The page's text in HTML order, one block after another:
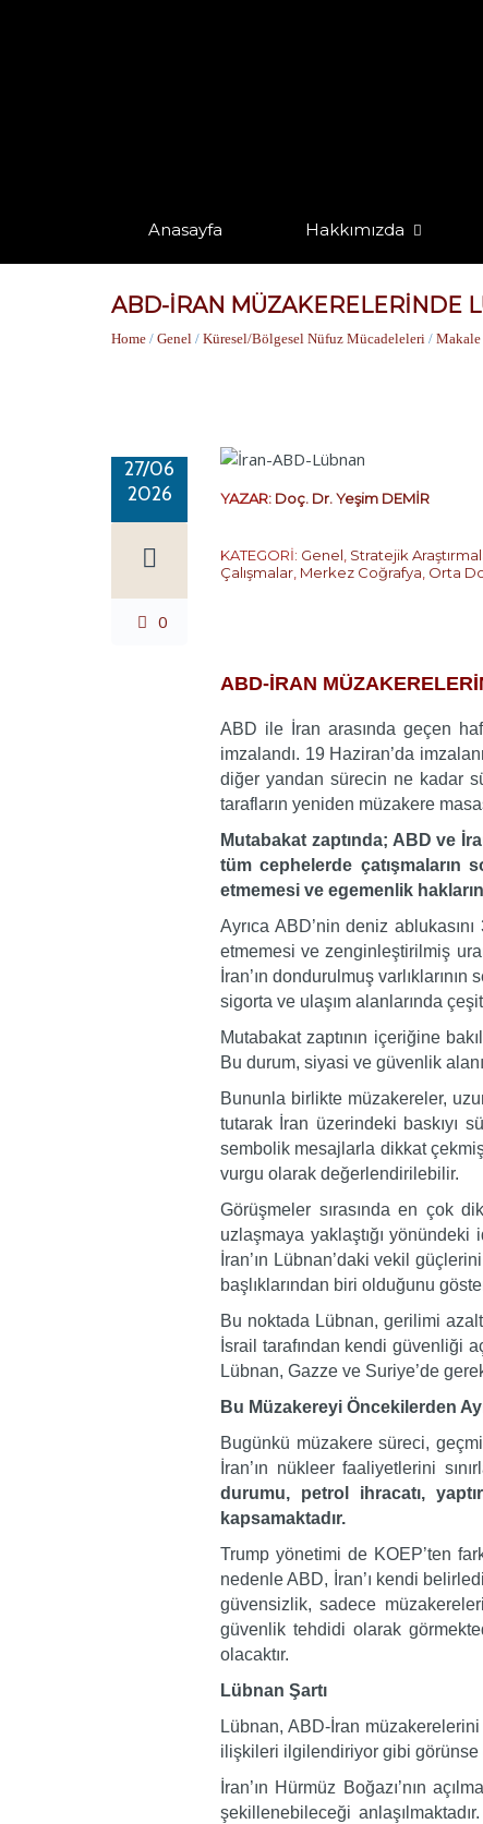
Anasayfa Hakkımızda
ABD-İRAN MÜZAKERELERİNDE
Home / Genel / Küresel/Bölgesel Nüfuz Mücadeleleri / Makale
27/06
2026
0
YAZAR: Doç. Dr. Yeşim DEMİR
KATEGORİ: Genel, Stratejik
Çalışmalar, Merkez Coğrafya, Orta
ABD-İRAN
ABD ile İran arasında geçen
imzalandı. 19 Haziran’da
diğer yandan sürecin ne kadar
tarafların yeniden müzakere
Mutabakat zaptında; ABD ve
tüm cephelerde çatışmaların
etmemesi ve egemenlik
Ayrıca ABD’nin deniz
etmemesi ve zenginleştirilmiş
İran’ın dondurulmuş
sigorta ve ulaşım alanlarında
Mutabakat zaptının içeriğine
Bu durum, siyasi ve güvenlik
Bununla birlikte müzakereler,
tutarak İran üzerindeki baskıyı
sembolik mesajlarla dikkat
vurgu olarak değerlendirilebilir.
Görüşmeler sırasında en çok
uzlaşmaya yaklaştığı yönündeki
İran’ın Lübnan’daki vekil
başlıklarından biri olduğunu
Bu noktada Lübnan, gerilimi
İsrail tarafından kendi güvenliği
Lübnan, Gazze ve Suriye’de
Bu Müzakereyi Öncekilerden
Bugünkü müzakere süreci,
İran’ın nükleer faaliyetlerini
durumu, petrol ihracatı,
kapsamaktadır.
Trump yönetimi de KOEP’ten
nedenle ABD, İran’ı kendi
güvensizlik, sadece
güvenlik tehdidi olarak
olacaktır.
Lübnan Şartı
Lübnan, ABD-İran
ilişkileri ilgilendiriyor gibi görünse
İran’ın Hürmüz Boğazı’nın
şekillenebileceği